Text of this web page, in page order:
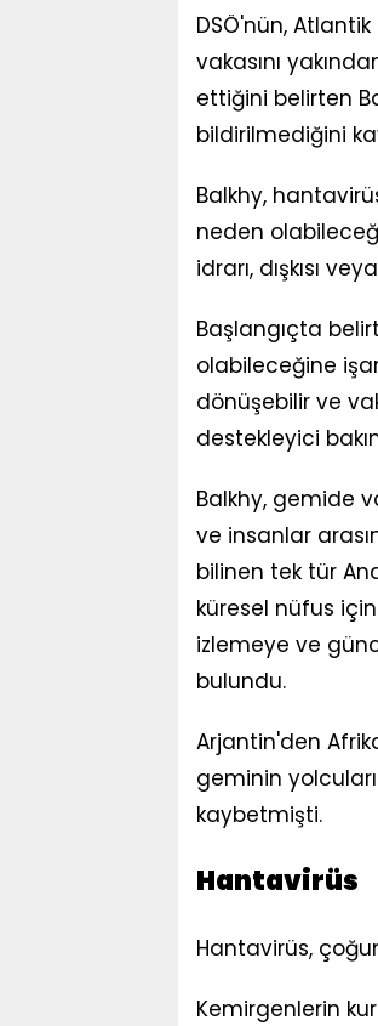
DSÖ'nün,
vakasını
ettiğini belirten
bildirilmediğini
Balkhy,
neden
idrarı, dışkısı
Başlangıçta
olabileceğine
dönüşebilir ve
destekleyici
Balkhy, gemide
ve insanlar
bilinen tek tür
küresel nüfus
izlemeye ve
bulundu.
Arjantin'den
geminin
kaybetmişti.
Hantavirüs
Hantavirüs,
Kemirgenlerin